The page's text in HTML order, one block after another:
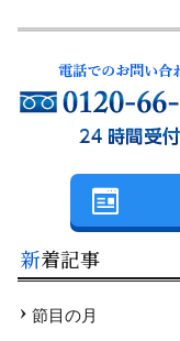
新着記事
節目の月